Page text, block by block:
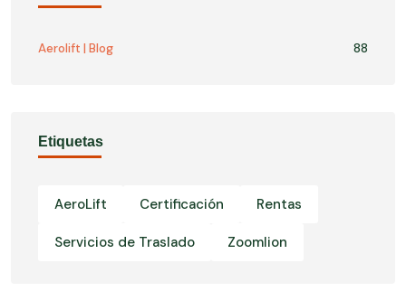
Aerolift | Blog 88
Etiquetas
AeroLift Certificación Rentas
Servicios de Traslado Zoomlion